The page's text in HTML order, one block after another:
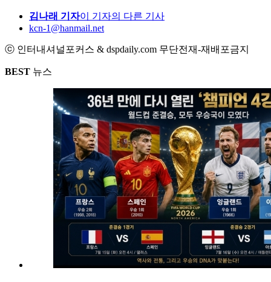
김나래 기자이 기자의 다른 기사
kcn-1@hanmail.net
ⓒ 인터내셔널포커스 & dspdaily.com 무단전재-재배포금지
BEST 뉴스